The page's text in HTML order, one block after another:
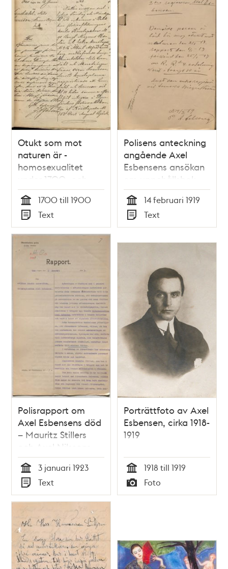
Otukt som mot
naturen är -
homosexualitet
under 1700- och
1800-talen
Tid
1700 till 1900
Typ
Text
Polisens anteckning
angående Axel
Esbensens ansökan
om uppehållsbok
1919
Tid
14 februari 1919
Typ
Text
Polisrapport om
Axel Esbensens död
– Mauritz Stillers
och Axel Nilssons
vittnesmål
Tid
3 januari 1923
Typ
Text
Porträttfoto av Axel
Esbensen, cirka 1918-
1919
Tid
1918 till 1919
Typ
Foto